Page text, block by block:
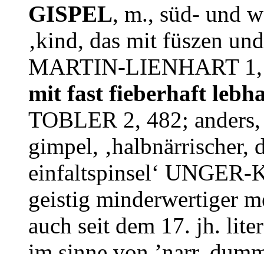
GISPEL, m., süd- und
‚kind, das mit füszen
MARTIN-LIENHART 1,
mit fast fieberhaft
TOBLER 2, 482;
gimpel, ‚halbnärrischer,
einfaltspinsel‘
geistig minderwertiger
auch seit dem 17. jh.